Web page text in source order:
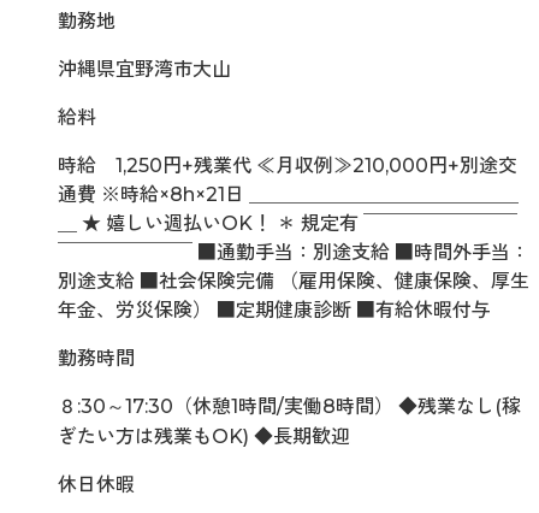
勤務地
沖縄県宜野湾市大山
給料
時給 1,250円+残業代 ≪月収例≫210,000円+別途交
通費 ※時給×8h×21日 ＿＿＿＿＿＿＿＿＿＿＿＿＿＿
＿ ★ 嬉しい週払いOK！ ＊ 規定有 ￣￣￣￣￣￣￣￣
￣￣￣￣￣￣￣ ■通勤手当：別途支給 ■時間外手当：
別途支給 ■社会保険完備 （雇用保険、健康保険、厚生
年金、労災保険） ■定期健康診断 ■有給休暇付与
勤務時間
８:30～17:30（休憩1時間/実働8時間） ◆残業なし(稼
ぎたい方は残業もOK) ◆長期歓迎
休日休暇